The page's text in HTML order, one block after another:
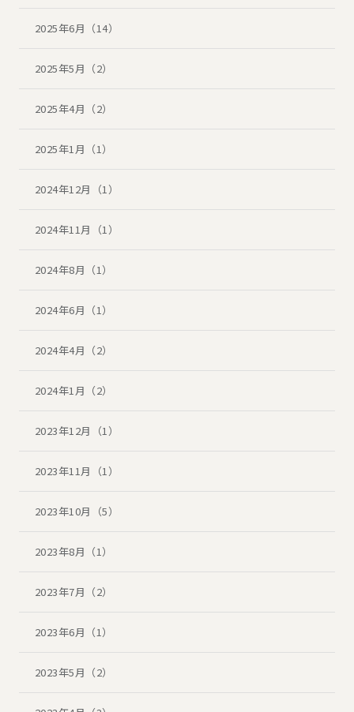
2025年6月（14）
2025年5月（2）
2025年4月（2）
2025年1月（1）
2024年12月（1）
2024年11月（1）
2024年8月（1）
2024年6月（1）
2024年4月（2）
2024年1月（2）
2023年12月（1）
2023年11月（1）
2023年10月（5）
2023年8月（1）
2023年7月（2）
2023年6月（1）
2023年5月（2）